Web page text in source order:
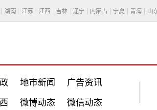
湖南 江苏 江西 吉林 辽宁 内蒙古 宁夏 青海 山
地市新闻 广告资讯
微博动态 微信动态